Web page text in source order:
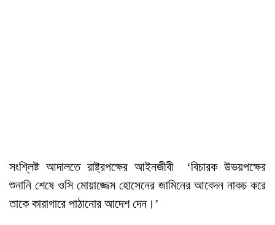
সংশ্লিষ্ট আদালতে রাষ্ট্রপক্ষের আইনজীবী ‘বিচারক উভয়পক্ষের
শুনানি শেষে ওসি মোয়াজ্জেম হোসেনের জামিনের আবেদন নাকচ করে
তাকে কারাগারে পাঠানোর আদেশ দেন।’